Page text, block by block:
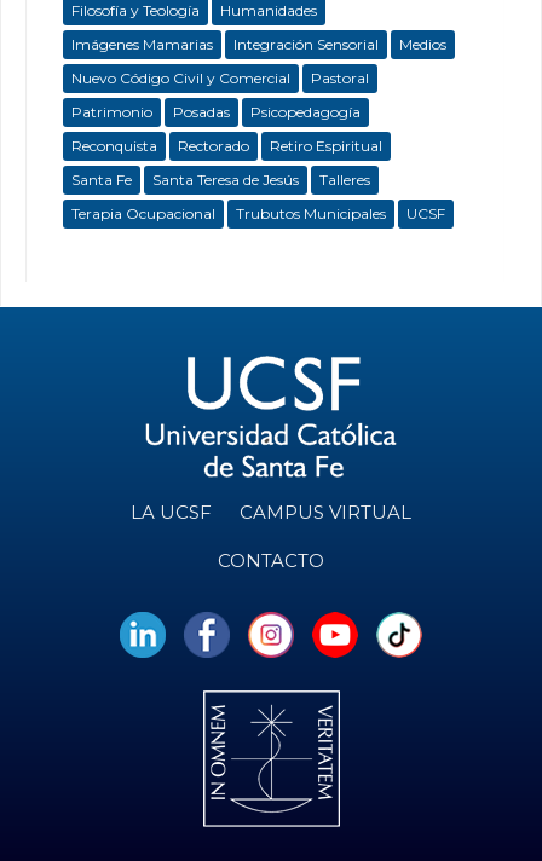
Filosofía y Teología
Humanidades
Imágenes Mamarias
Integración Sensorial
Medios
Nuevo Código Civil y Comercial
Pastoral
Patrimonio
Posadas
Psicopedagogía
Reconquista
Rectorado
Retiro Espiritual
Santa Fe
Santa Teresa de Jesús
Talleres
Terapia Ocupacional
Trubutos Municipales UCSF
LA UCSF CAMPUS VIRTUAL
CONTACTO